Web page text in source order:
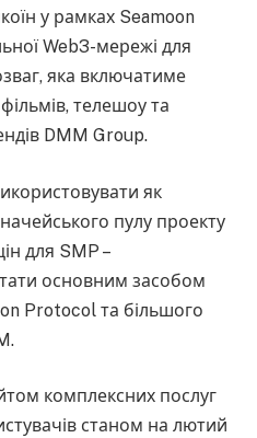
у рамках Seamoon
Web3-мережі для
яка включатиме
телешоу та
DMM Group.
як
пулу проекту
для SMP –
основним засобом
Protocol та більшого
комплексних послуг
станом на лютий